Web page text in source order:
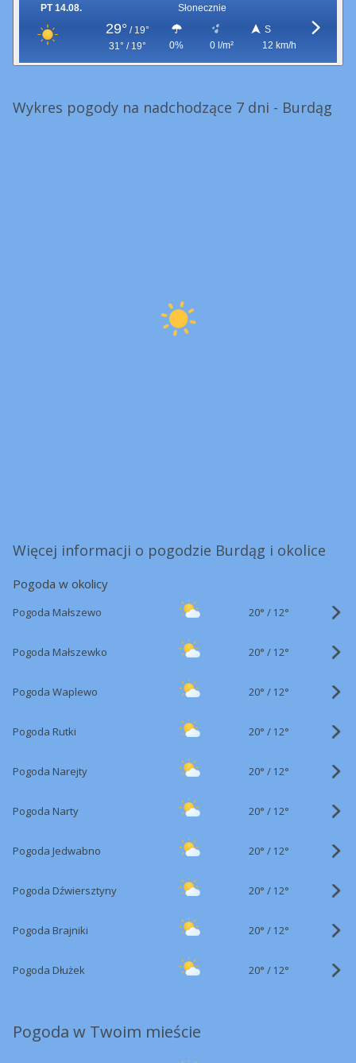
PT 14.08. Słonecznie
29° / 19°
31° / 19°
0% 0 l/m²
S
12 km/h
Wykres pogody na nadchodzące 7 dni - Burdąg
Więcej informacji o pogodzie Burdąg i okolice
Pogoda w okolicy
Pogoda Małszewo 20° / 12°
Pogoda Małszewko 20° / 12°
Pogoda Waplewo 20° / 12°
Pogoda Rutki 20° / 12°
Pogoda Narejty 20° / 12°
Pogoda Narty 20° / 12°
Pogoda Jedwabno 20° / 12°
Pogoda Dźwiersztyny 20° / 12°
Pogoda Brajniki 20° / 12°
Pogoda Dłużek 20° / 12°
Pogoda w Twoim mieście